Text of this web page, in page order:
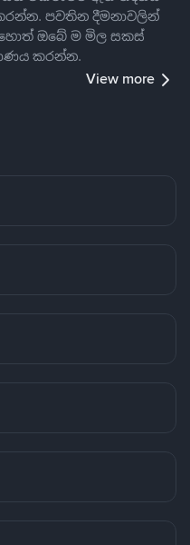
පවතින දීමනාවලින්
ඔබේ ම මිල සකස්
කරන්න.
View more